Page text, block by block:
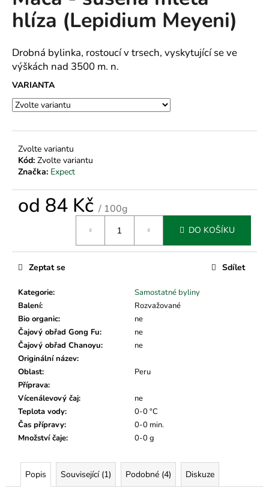
0,0
z
hvězdiček.
hlíza (Lepidium Meyeni)
Drobná bylinka, rostoucí v trsech, vyskytující se ve
výškách nad 3500 m. n.
VARIANTA
Zvolte variantu
Kód: Zvolte variantu
Značka: Expect
od 84 Kč / 100g
DO KOŠÍKU
Kategorie:
Samostatné byliny
Balení:
Rozvažované
Bio organic:
ne
Čajový obřad Gong Fu:
ne
Čajový obřad Chanoyu:
ne
Originální název:
Oblast:
Peru
Příprava:
Vícenálevový čaj:
ne
Teplota vody:
0-0 °C
Čas přípravy:
0-0 min.
Množství čaje: 0-0 g
Zeptat se Sdílet
Popis Související (1) Podobné (4) Diskuze
a
j
í
t
?
D
o
m
e